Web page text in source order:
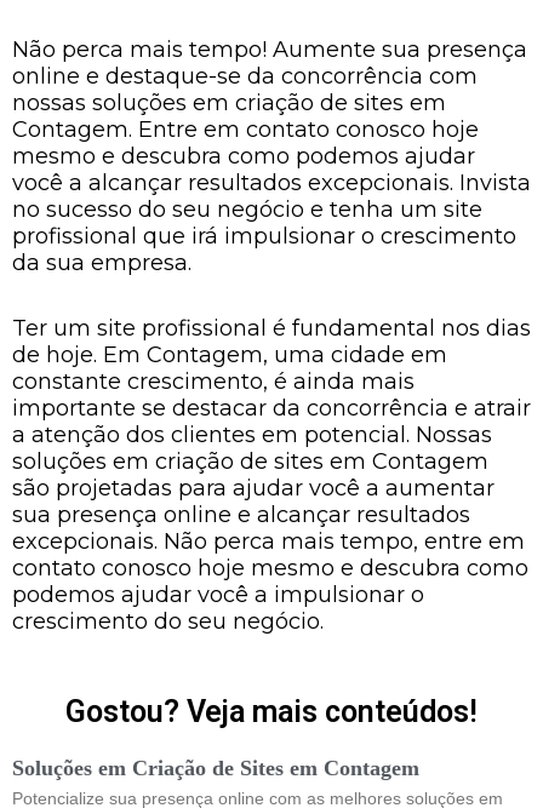
Não perca mais tempo! Aumente sua presença
online e destaque-se da concorrência com
nossas soluções em criação de sites em
Contagem. Entre em contato conosco hoje
mesmo e descubra como podemos ajudar
você a alcançar resultados excepcionais. Invista
no sucesso do seu negócio e tenha um site
profissional que irá impulsionar o crescimento
da sua empresa.
Ter um site profissional é fundamental nos dias
de hoje. Em Contagem, uma cidade em
constante crescimento, é ainda mais
importante se destacar da concorrência e atrair
a atenção dos clientes em potencial. Nossas
soluções em criação de sites em Contagem
são projetadas para ajudar você a aumentar
sua presença online e alcançar resultados
excepcionais. Não perca mais tempo, entre em
contato conosco hoje mesmo e descubra como
podemos ajudar você a impulsionar o
crescimento do seu negócio.
Gostou? Veja mais conteúdos!
Soluções em Criação de Sites em Contagem
Potencialize sua presença online com as melhores soluções em